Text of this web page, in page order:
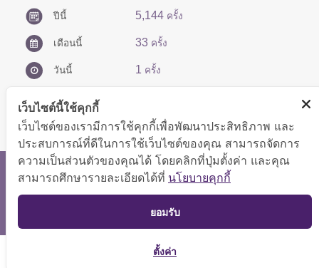
ปีนี้ 5,144 ครั้ง
เดือนนี้ 33 ครั้ง
วันนี้ 1 ครั้ง
สงวนลิขสิทธิ์ © 2566 กองบริหารการคลัง
แสดงผลได้ดีที่ขนาดหน้าจอ 1024x768 pixel
แผนผังเว็บไซต์
TOP
เว็บไซต์นี้ใช้คุกกี้
เว็บไซต์ของเรามีการใช้คุกกี้เพื่อพัฒนาประสิทธิภาพ และ
ประสบการณ์ที่ดีในการใช้เว็บไซต์ของคุณ สามารถจัดการ
ความเป็นส่วนตัวของคุณได้ โดยคลิกที่ปุ่มตั้งค่า และคุณ
สามารถศึกษารายละเอียดได้ที่ นโยบายคุกกี้
ยอมรับ
ตั้งค่า